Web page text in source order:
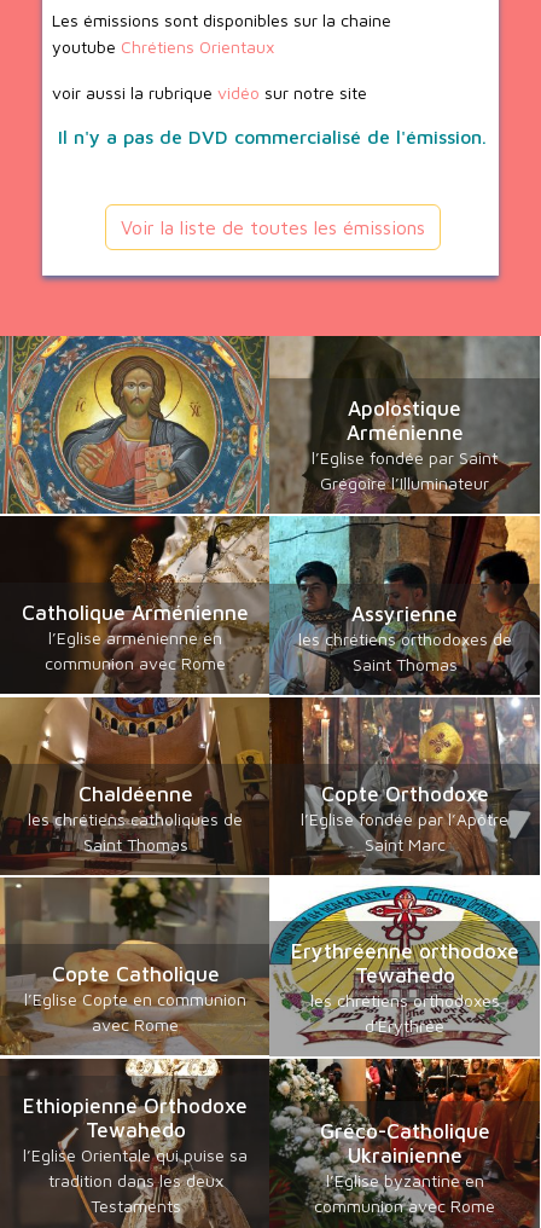
Les émissions sont disponibles sur la chaine
youtube Chrétiens Orientaux
voir aussi la rubrique vidéo sur notre site
Il n'y a pas de DVD commercialisé de l'émission.
Voir la liste de toutes les émissions
Apolostique
Arménienne
l’Eglise fondée par Saint
Grégoire l’Illuminateur
Catholique Arménienne
l’Eglise arménienne en
communion avec Rome
Assyrienne
les chrétiens orthodoxes de
Saint Thomas
Chaldéenne
les chrétiens catholiques de
Saint Thomas
Copte Orthodoxe
l’Eglise fondée par l’Apôtre
Saint Marc
Copte Catholique
l’Eglise Copte en communion
avec Rome
Erythréenne orthodoxe
Tewahedo
les chrétiens orthodoxes
d'Erythrée
Ethiopienne Orthodoxe
Tewahedo
l’Eglise Orientale qui puise sa
tradition dans les deux
Testaments
Gréco-Catholique
Ukrainienne
l’Eglise byzantine en
communion avec Rome